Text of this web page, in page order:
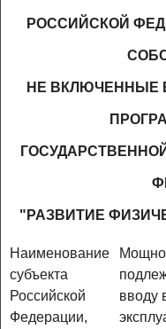
РОССИЙСКОЙ
НЕ ВКЛЮЧЕННЫЕ
"РАЗВИТИЕ
Наименование
субъекта
Российской
Федерации,
вводу